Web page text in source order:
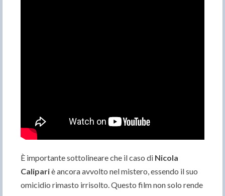
È importante sottolineare che il caso di Nicola
Calipariè ancora avvolto nel mistero, essendo il suo
omicidio rimasto irrisolto. Questo film non solo rende